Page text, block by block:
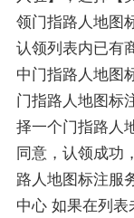
领门指路人地图
认领列表内已有
中门指路人地图
门指路人地图标
择一个门指路人
同意，认领成功
路人地图标注服
中心 如果在列